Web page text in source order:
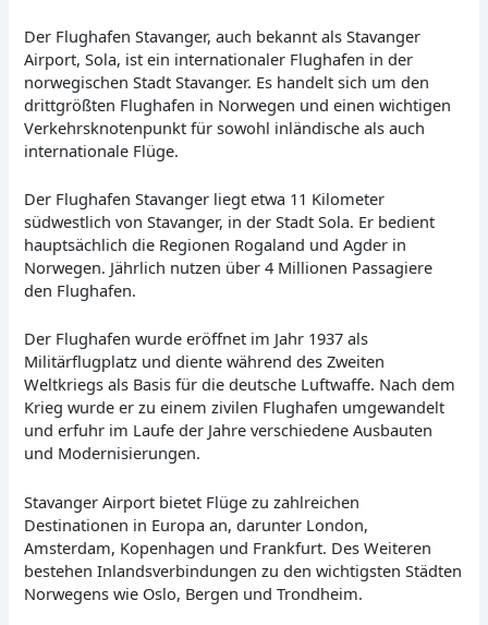
Der Flughafen Stavanger, auch bekannt als Stavanger
Airport, Sola, ist ein internationaler Flughafen in der
norwegischen Stadt Stavanger. Es handelt sich um den
drittgrößten Flughafen in Norwegen und einen wichtigen
Verkehrsknotenpunkt für sowohl inländische als auch
internationale Flüge.
Der Flughafen Stavanger liegt etwa 11 Kilometer
südwestlich von Stavanger, in der Stadt Sola. Er bedient
hauptsächlich die Regionen Rogaland und Agder in
Norwegen. Jährlich nutzen über 4 Millionen Passagiere
den Flughafen.
Der Flughafen wurde eröffnet im Jahr 1937 als
Militärflugplatz und diente während des Zweiten
Weltkriegs als Basis für die deutsche Luftwaffe. Nach dem
Krieg wurde er zu einem zivilen Flughafen umgewandelt
und erfuhr im Laufe der Jahre verschiedene Ausbauten
und Modernisierungen.
Stavanger Airport bietet Flüge zu zahlreichen
Destinationen in Europa an, darunter London,
Amsterdam, Kopenhagen und Frankfurt. Des Weiteren
bestehen Inlandsverbindungen zu den wichtigsten Städten
Norwegens wie Oslo, Bergen und Trondheim.